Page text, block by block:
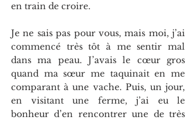
en train de croire.
Je ne sais pas pour vous, mais moi, j’ai
commencé très tôt à me sentir mal
dans ma peau. J’avais le cœur gros
quand ma sœur me taquinait en me
comparant à une vache. Puis, un jour,
en visitant une ferme, j’ai eu le
bonheur d’en rencontrer une de très